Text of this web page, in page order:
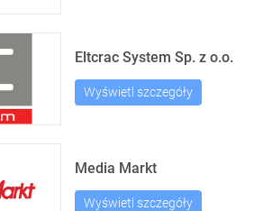
Eltcrac System Sp. z o.o.
Wyświetl szczegóły
Media Markt
Wyświetl szczegóły